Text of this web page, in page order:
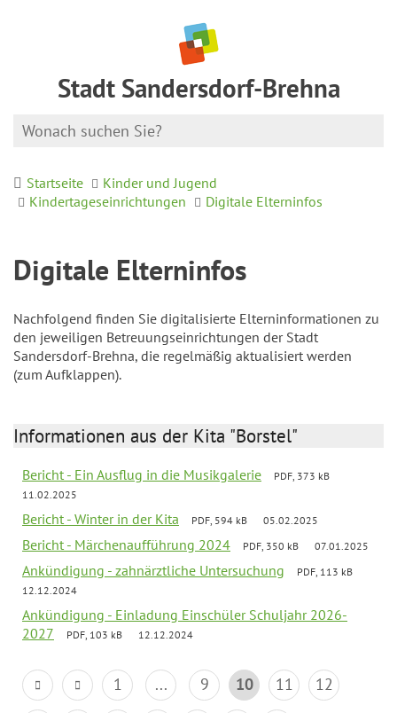
Stadt Sandersdorf-Brehna
Startseite
Kinder und Jugend
Kindertageseinrichtungen
Digitale Elterninfos
Digitale Elterninfos
Nachfolgend finden Sie digitalisierte Elterninformationen zu
den jeweiligen Betreuungseinrichtungen der Stadt
Sandersdorf-Brehna, die regelmäßig aktualisiert werden
(zum Aufklappen).
Informationen aus der Kita "Borstel"
Bericht - Ein Ausflug in die Musikgalerie
PDF, 373 kB
11.02.2025
Bericht - Winter in der Kita PDF, 594 kB 05.02.2025
Bericht - Märchenaufführung 2024 PDF, 350 kB 07.01.2025
Ankündigung - zahnärztliche Untersuchung
PDF, 113 kB
12.12.2024
Ankündigung - Einladung Einschüler Schuljahr 2026-
2027
PDF, 103 kB 12.12.2024
1 ... 9 10 11
12